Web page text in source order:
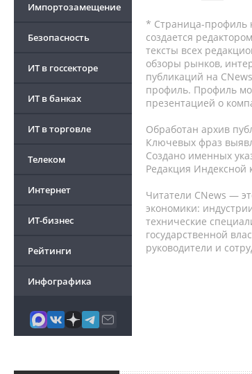
Импортозамещение
Безопасность
ИТ в госсекторе
ИТ в банках
ИТ в торговле
Телеком
Интернет
ИТ-бизнес
Рейтинги
Инфографика
* Страница-профиль
создается
тексты всех
обзоры рынков,
публикаций на
профиль. Профиль
презентацией о
Обработан архив
Ключевых фраз
Создано именных
Редакция Индексной
Читатели CNews —
экономики:
технические
государственной
руководители и